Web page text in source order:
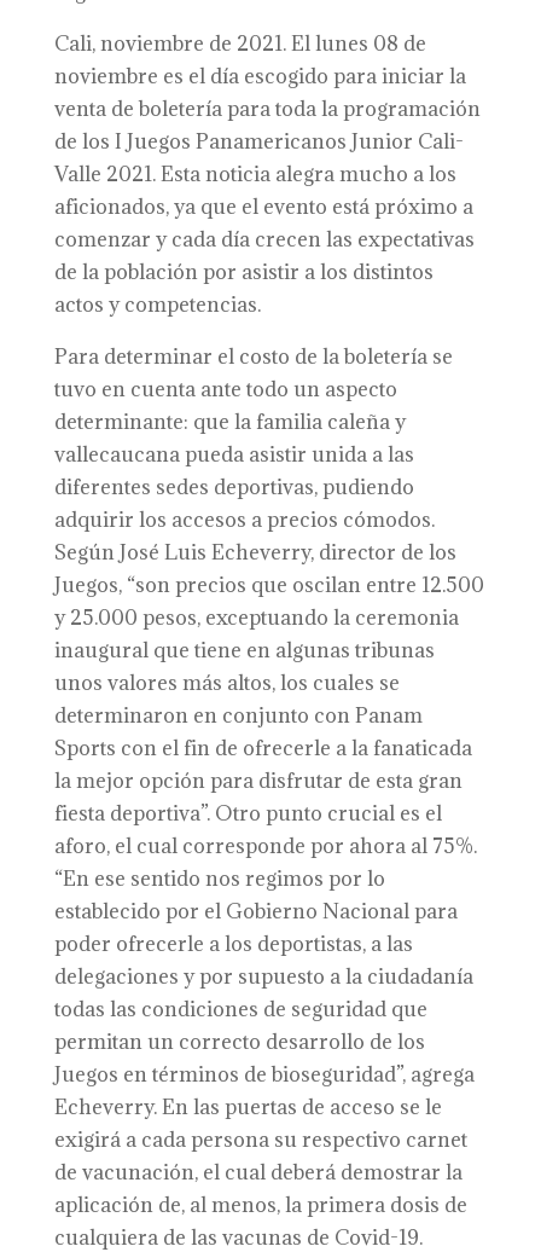
Cali, noviembre de 2021. El lunes 08 de
noviembre es el día escogido para iniciar la
venta de boletería para toda la programación
de los I Juegos Panamericanos Junior Cali-
Valle 2021. Esta noticia alegra mucho a los
aficionados, ya que el evento está próximo a
comenzar y cada día crecen las expectativas
de la población por asistir a los distintos
actos y competencias.
Para determinar el costo de la boletería se
tuvo en cuenta ante todo un aspecto
determinante: que la familia caleña y
vallecaucana pueda asistir unida a las
diferentes sedes deportivas, pudiendo
adquirir los accesos a precios cómodos.
Según José Luis Echeverry, director de los
Juegos, “son precios que oscilan entre 12.500
y 25.000 pesos, exceptuando la ceremonia
inaugural que tiene en algunas tribunas
unos valores más altos, los cuales se
determinaron en conjunto con Panam
Sports con el fin de ofrecerle a la fanaticada
la mejor opción para disfrutar de esta gran
fiesta deportiva”. Otro punto crucial es el
aforo, el cual corresponde por ahora al 75%.
“En ese sentido nos regimos por lo
establecido por el Gobierno Nacional para
poder ofrecerle a los deportistas, a las
delegaciones y por supuesto a la ciudadanía
todas las condiciones de seguridad que
permitan un correcto desarrollo de los
Juegos en términos de bioseguridad”, agrega
Echeverry. En las puertas de acceso se le
exigirá a cada persona su respectivo carnet
de vacunación, el cual deberá demostrar la
aplicación de, al menos, la primera dosis de
cualquiera de las vacunas de Covid-19.